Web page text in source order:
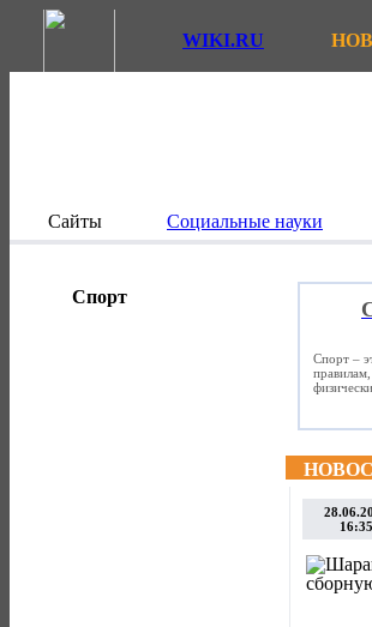
WIKI.RU
Сайты Социальные науки
Спорт
Спорт –
16:35